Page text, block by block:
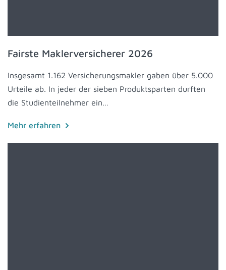
Fairste Maklerversicherer 2026
Insgesamt 1.162 Versicherungsmakler gaben über 5.000
Urteile ab. In jeder der sieben Produktsparten durften
die Studienteilnehmer ein…
Mehr erfahren